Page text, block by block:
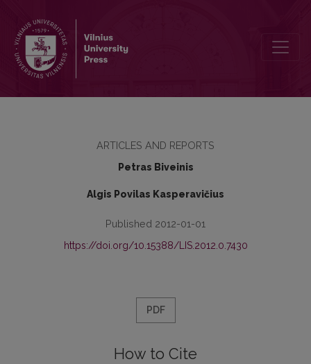
ARTICLES AND REPORTS
Petras Biveinis
Algis Povilas Kasperavičius
Published 2012-01-01
https://doi.org/10.15388/LIS.2012.0.7430
PDF
How to Cite